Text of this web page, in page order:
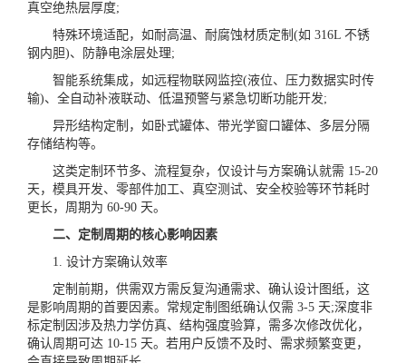
真空绝热层厚度;
特殊环境适配，如耐高温、耐腐蚀材质定制(如 316L 不锈
钢内胆)、防静电涂层处理;
智能系统集成，如远程物联网监控(液位、压力数据实时传
输)、全自动补液联动、低温预警与紧急切断功能开发;
异形结构定制，如卧式罐体、带光学窗口罐体、多层分隔
存储结构等。
这类定制环节多、流程复杂，仅设计与方案确认就需 15-20
天，模具开发、零部件加工、真空测试、安全校验等环节耗时
更长，周期为 60-90 天。
二、定制周期的核心影响因素
1. 设计方案确认效率
定制前期，供需双方需反复沟通需求、确认设计图纸，这
是影响周期的首要因素。常规定制图纸确认仅需 3-5 天;深度非
标定制因涉及热力学仿真、结构强度验算，需多次修改优化，
确认周期可达 10-15 天。若用户反馈不及时、需求频繁变更，